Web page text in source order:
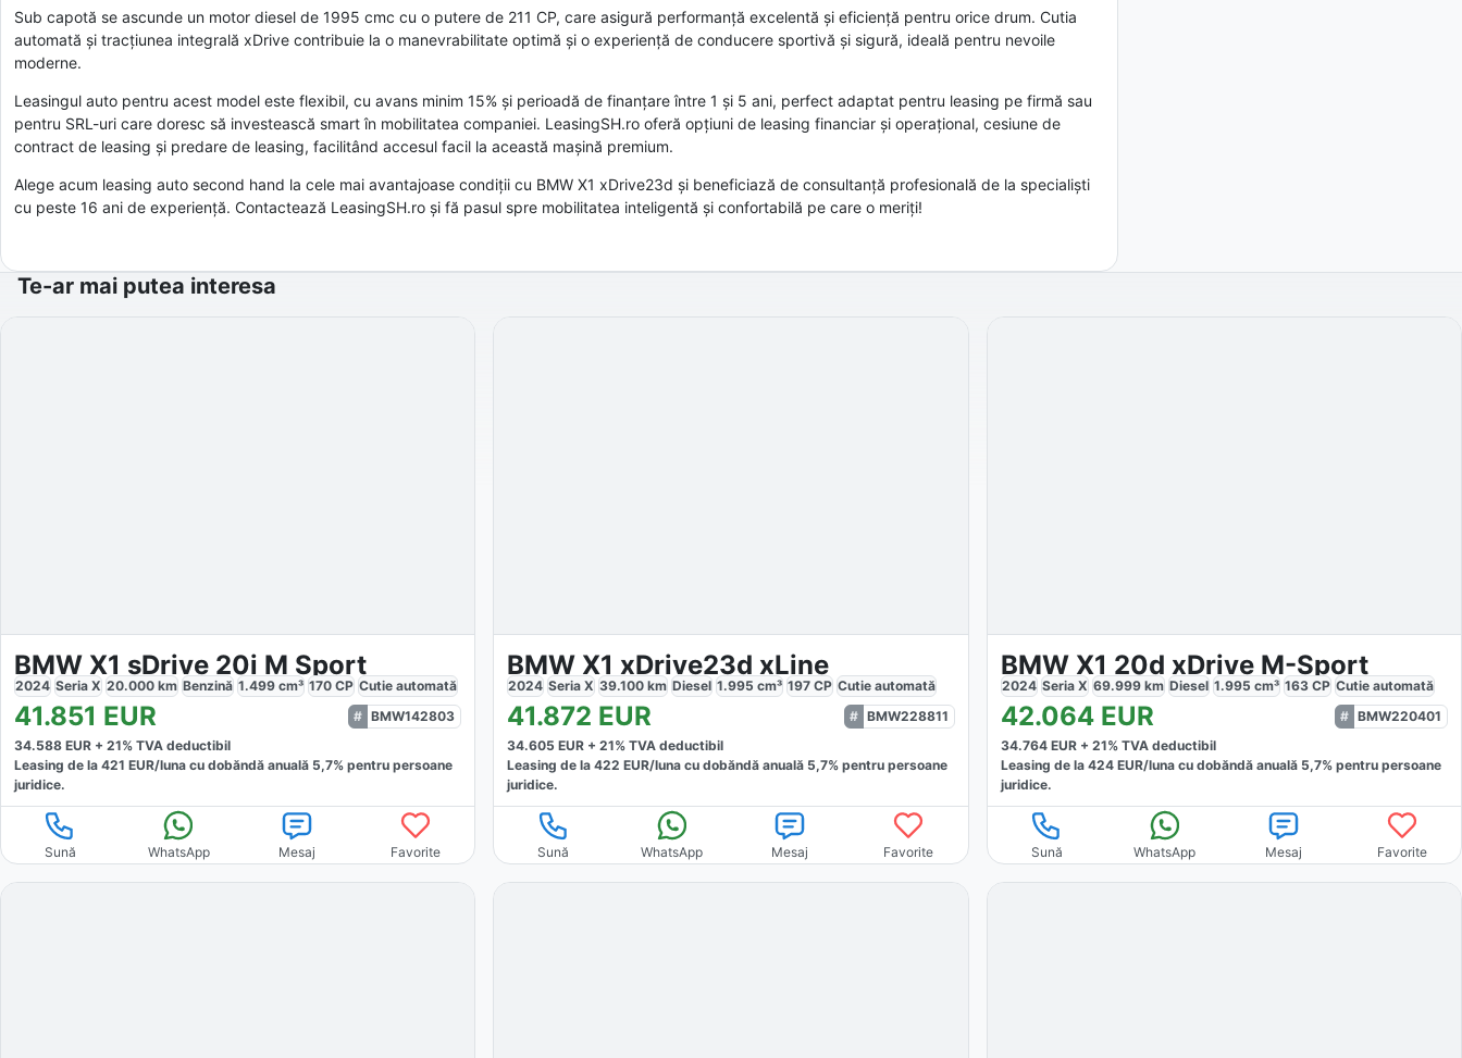
Sub capotă se ascunde un motor diesel de 1995 cmc cu o putere de 211 CP, care asigură performanță excelentă și eficiență pentru orice drum. Cutia
automată și tracțiunea integrală xDrive contribuie la o manevrabilitate optimă și o experiență de conducere sportivă și sigură, ideală pentru nevoile
moderne.
Leasingul auto pentru acest model este flexibil, cu avans minim 15% și perioadă de finanțare între 1 și 5 ani, perfect adaptat pentru leasing pe firmă sau
pentru SRL-uri care doresc să investească smart în mobilitatea companiei. LeasingSH.ro oferă opțiuni de leasing financiar și operațional, cesiune de
contract de leasing și predare de leasing, facilitând accesul facil la această mașină premium.
Alege acum leasing auto second hand la cele mai avantajoase condiții cu BMW X1 xDrive23d și beneficiază de consultanță profesională de la specialiști
cu peste 16 ani de experiență. Contactează LeasingSH.ro și fă pasul spre mobilitatea inteligentă și confortabilă pe care o meriți!
Te-ar mai putea interesa
BMW X1 sDrive 20i M Sport
2024 Seria X 20.000 km Benzină 1.499 cm³ 170 CP Cutie automată
41.851 EUR
BMW142803
34.588 EUR + 21% TVA deductibil
Leasing de la 421 EUR/luna cu dobăndă anuală 5,7% pentru persoane
juridice.
Sună WhatsApp Mesaj Favorite
BMW X1 xDrive23d xLine
2024 Seria X 39.100 km Diesel 1.995 cm³ 197 CP Cutieautomată
41.872 EUR
BMW228811
34.605 EUR +21% TVA deductibil
Leasing de la422 EUR/luna cu dobăndă anuală 5,7% pentru persoane
juridice.
Sună WhatsApp Mesaj Favorite
BMW X1 20d xDrive M-Sport
2024 Seria X 69.999km Diesel 1.995 cm³ 163CP Cutie automată
42.064EUR
BMW220401
34.764EUR + 21% TVA deductibil
Leasing de la 424EUR/lunacu dobăndă anuală 5,7% pentru persoane
juridice.
Sună WhatsApp Mesaj Favorite